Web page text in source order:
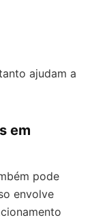
ajudam a
em
pode
envolve